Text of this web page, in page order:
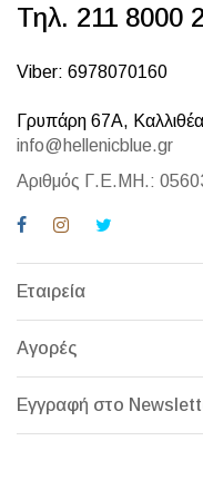
Τηλ. 211 8000
Viber: 6978070160
Γρυπάρη 67Α,
info@hellenicblue.gr
Αριθμός Γ.Ε.ΜΗ.:
Εταιρεία
Αγορές
Εγγραφή στο